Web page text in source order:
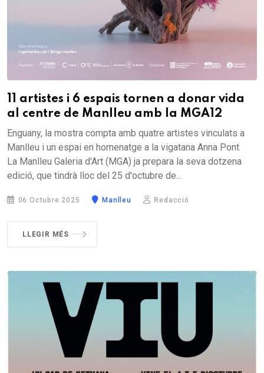
11 artistes i 6 espais tornen a donar vida
al centre de Manlleu amb la MGA12
Enguany, la mostra compta amb quatre artistes vinculats a
Manlleu i un espai en homenatge a la vigatana Anna Pont
La Manlleu Galeria d'Art (MGA) ja prepara la seva dotzena
edició, que tindrà lloc del 25 d'octubre de...
06 Octubre 2025 Manlleu Redacció
LLEGIR MÉS